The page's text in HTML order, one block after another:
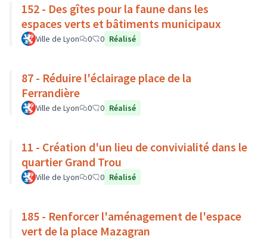
152 - Des gîtes pour la faune dans les
espaces verts et bâtiments municipaux
Ville de Lyon 0 0 Réalisé
87 - Réduire l'éclairage place de la
Ferrandière
Ville de Lyon 0 0 Réalisé
11 - Création d'un lieu de convivialité dans le
quartier Grand Trou
Ville de Lyon 0 0 Réalisé
185 - Renforcer l'aménagement de l'espace
vert de la place Mazagran